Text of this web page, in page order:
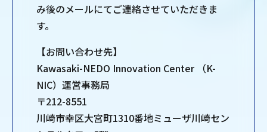
み後のメールにてご連絡させていただきま
す。
【お問い合わせ先】
Kawasaki-NEDO Innovation Center （K-
NIC）運営事務局
〒212-8551
川崎市幸区大宮町1310番地ミューザ川崎セン